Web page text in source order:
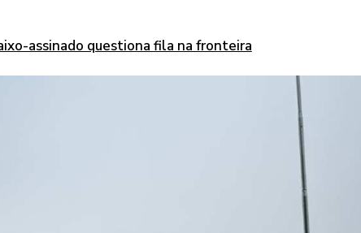
assinado questiona fila na fronteira